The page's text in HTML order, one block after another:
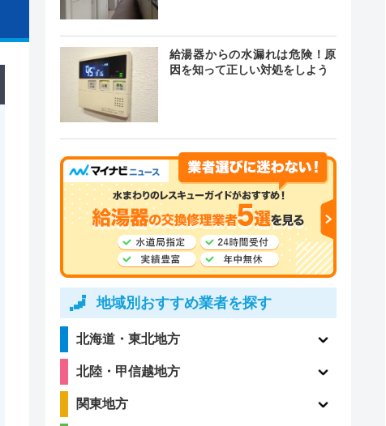
給湯器からの水漏れは危険！原
因を知って正しい対処をしよう
地域別おすすめ業者を探す
北海道・東北地方
北陸・甲信越地方
関東地方